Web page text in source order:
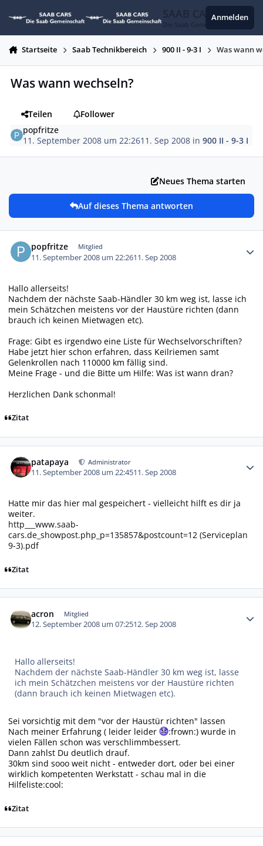
SAAB CARS
Die Saab Gemeinschaft
Anmelden
Startseite Saab Technikbereich 900 II - 9-3 I Was wann
Was wann wechseln?
Teilen
Follower
popfritze
11. September 2008 um 22:2611. Sep 2008 in900 II - 9-3 I
Neues Thema starten
Auf dieses Thema antworten
popfritze Mitglied
11. September 2008 um 22:2611. Sep 2008
Hallo allerseits!
Nachdem der nächste Saab-Händler 30 km weg ist, lasse ich
mein Schätzchen meistens vor der Haustüre richten (dann
brauch ich keinen Mietwagen etc).
Frage: Gibt es irgendwo eine Liste für Wechselvorschriften?
Habe jetzt hier schon erfahren, dass Keilriemen samt
Gelenkrollen nach 110000 km fällig sind.
Meine Frage - und die Bitte um Hilfe: Was ist wann dran?
Herzlichen Dank schonmal!
Zitat
patapaya Administrator
11. September 2008 um 22:4511. Sep 2008
Hatte mir das hier mal gespeichert - vielleicht hilft es dir ja
weiter.
http___www.saab-
cars.de_showpost.php_p=135857&postcount=12 (Serviceplan
9-3).pdf
Zitat
acron Mitglied
12. September 2008 um 07:2512. Sep 2008
Hallo allerseits!
Nachdem der nächste Saab-Händler 30 km weg ist, lasse
ich mein Schätzchen meistens vor der Haustüre richten
(dann brauch ich keinen Mietwagen etc).
Sei vorsichtig mit dem "vor der Haustür richten" lassen
Nach meiner Erfahrung ( leider leider
:frown:) wurde in
vielen Fällen schon was verschlimmbessert.
Dann zahlst Du deutlich drauf.
30km sind sooo weit nicht - entweder dort, oder bei einer
wirklich kompetenten Werkstatt - schau mal in die
Hilfeliste:cool:
Zitat